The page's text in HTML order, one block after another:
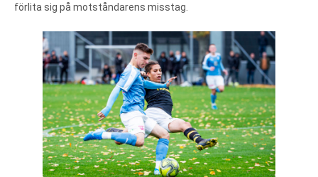
förlita sig på motståndarens misstag.